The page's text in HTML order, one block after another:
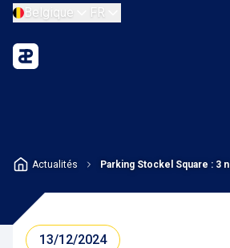
Belgique FR
Actualités Parking Stockel Square : 3
13/12/2024